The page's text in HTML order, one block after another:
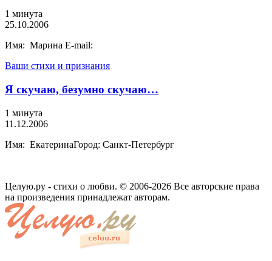
1 минута
25.10.2006
Имя: Марина E-mail:
Ваши стихи и признания
Я скучаю, безумно скучаю…
1 минута
11.12.2006
Имя: ЕкатеринаГород: Санкт-Петербург
Целую.ру - стихи о любви. © 2006-2026 Все авторские права
на произведения принадлежат авторам.